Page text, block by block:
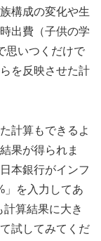
構成の変化や生
出費（子供の学
思いつくだけで
を反映させた計
計算もできるよ
果が得られま
本銀行がインフ
」を入力してあ
算結果に大き
試してみてくだ